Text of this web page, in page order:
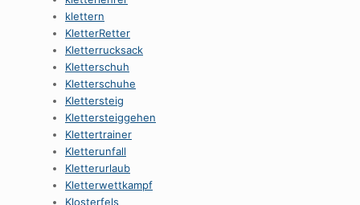
klettern
KletterRetter
Kletterrucksack
Kletterschuh
Kletterschuhe
Klettersteig
Klettersteiggehen
Klettertrainer
Kletterunfall
Kletterurlaub
Kletterwettkampf
Klosterfels